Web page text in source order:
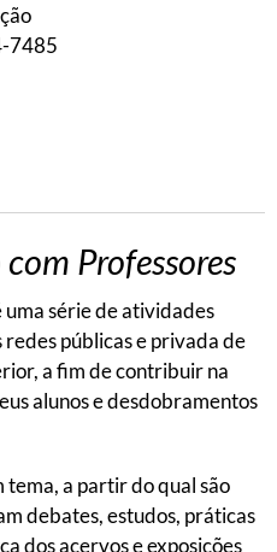
7485
Professores
uma série de atividades
públicas e privada de
a fim de contribuir na
alunos e desdobramentos
a partir do qual são
debates, estudos, práticas
dos acervos e exposições